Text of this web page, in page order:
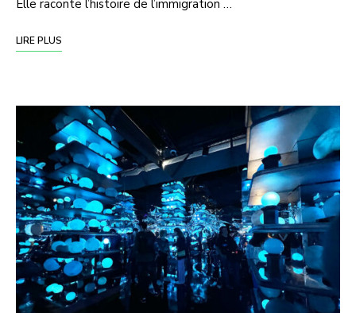
Elle raconte l’histoire de l’immigration …
LIRE PLUS